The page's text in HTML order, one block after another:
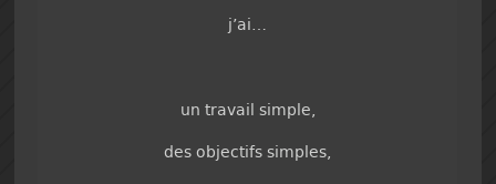
j’ai…
un travail simple,
des objectifs simples,